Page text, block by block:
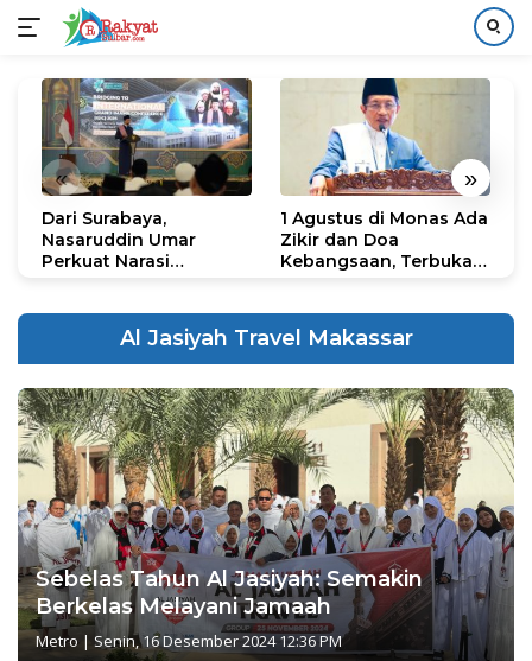
konten
« »
Dari Surabaya,
Nasaruddin Umar
Perkuat Narasi
1 Agustus di Monas Ada
Zikir dan Doa
Kebangsaan, Terbuka
Al Jasiyah Travel Makassar
Sebelas Tahun Al Jasiyah: Semakin
Berkelas Melayani Jamaah
Metro | Senin, 16 Desember 2024 12:36 PM